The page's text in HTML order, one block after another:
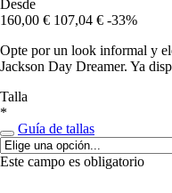
Desde
160,00 € 107,04 € -33%
Opte por un look informal y
Jackson Day Dreamer. Ya
Talla
*
Guía de tallas
Este campo es obligatorio